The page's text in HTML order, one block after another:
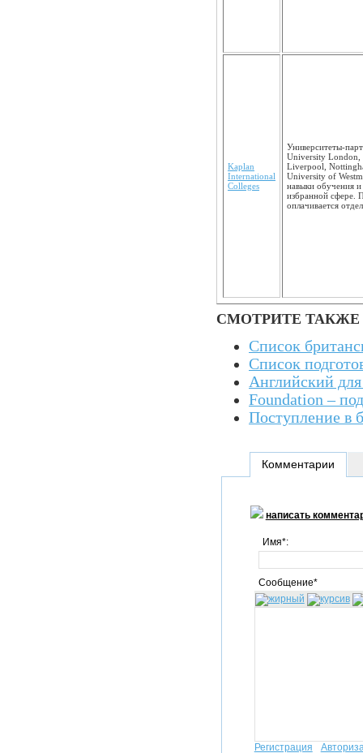
Kaplan
International
Colleges
Университеты-
University London,
Liverpool,
University of
навыки обучения и
избранной сфере.
оплачивается
СМОТРИТЕ ТАКЖЕ
Список
Список
Английский
Foundation –
Поступление в
Комментарии
написать
Имя*:
Сообщение*
Регистрация